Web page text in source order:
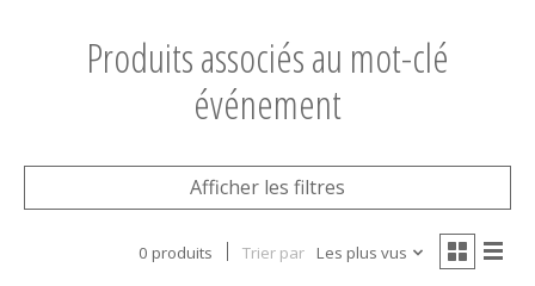
Produits associés au mot-clé
événement
Afficher les filtres
0 produits Trier par Les plus vus